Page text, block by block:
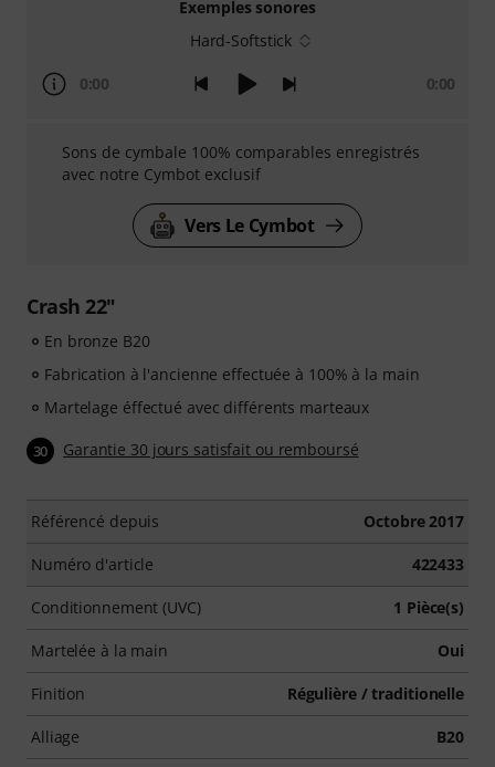
Exemples sonores
Hard-Softstick
0:00 0:00
Sons de cymbale 100% comparables enregistrés
avec notre Cymbot exclusif
Vers Le Cymbot
Crash 22"
En bronze B20
Fabrication à l'ancienne effectuée à 100% à la main
Martelage éffectué avec différents marteaux
30 Garantie 30 jours satisfait ou remboursé
Référencé depuis Octobre 2017
Numéro d'article 422433
Conditionnement (UVC) 1 Pièce(s)
Martelée à la main Oui
Finition Régulière / traditionelle
Alliage B20